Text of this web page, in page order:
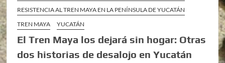
RESISTENCIA AL TREN MAYA EN LA PENÍNSULA DE YUCATÁN
TREN MAYA
YUCATÁN
El Tren Maya los dejará sin hogar: Otras
dos historias de desalojo en Yucatán